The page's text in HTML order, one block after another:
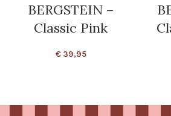
BERGSTEIN –
Classic Pink
€39,95